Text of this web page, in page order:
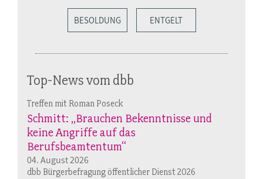
BESOLDUNG ENTGELT
Top-News vom dbb
Treffen mit Roman Poseck
Schmitt: „Brauchen Bekenntnisse und
keine Angriffe auf das
Berufsbeamtentum“
04. August 2026
dbb Bürgerbefragung öffentlicher Dienst 2026